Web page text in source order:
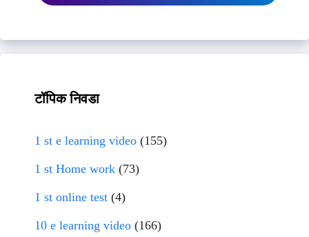
टॉपिक निवडा
1 st e learning video (155)
1 st Home work (73)
1 st online test (4)
10 e learning video (166)